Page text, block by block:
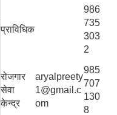
प्राविधिक
986
735
303
2
रोजगार
सेवा
केन्द्र
aryalpreety
1@gmail.c
om
985
707
130
8